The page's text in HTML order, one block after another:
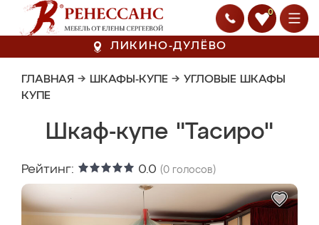
0
ЛИКИНО-ДУЛЁВО
ГЛАВНАЯ → ШКАФЫ-КУПЕ → УГЛОВЫЕ ШКАФЫ
КУПЕ
Шкаф-купе "Тасиро"
Рейтинг: 0.0 (0 голосов)